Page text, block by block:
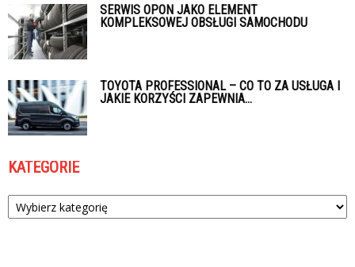
SERWIS OPON JAKO ELEMENT
KOMPLEKSOWEJ OBSŁUGI SAMOCHODU
TOYOTA PROFESSIONAL – CO TO ZA USŁUGA I
JAKIE KORZYŚCI ZAPEWNIA...
KATEGORIE
Kategorie